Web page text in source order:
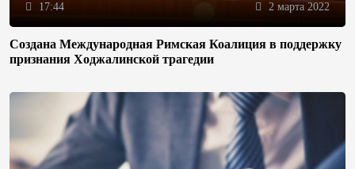
17:44 2 марта 2022
Создана Международная Римская Коалиция в поддержку
признания Ходжалинской трагедии